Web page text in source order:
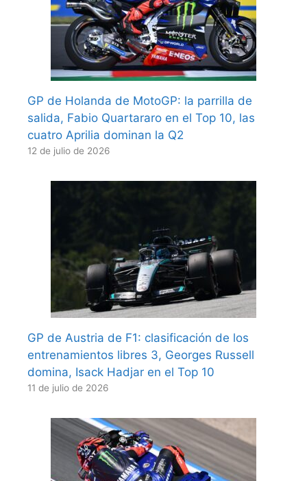
GP de Holanda de MotoGP: la parrilla de
salida, Fabio Quartararo en el Top 10, las
cuatro Aprilia dominan la Q2
12 de julio de 2026
GP de Austria de F1: clasificación de los
entrenamientos libres 3, Georges Russell
domina, Isack Hadjar en el Top 10
11 de julio de 2026